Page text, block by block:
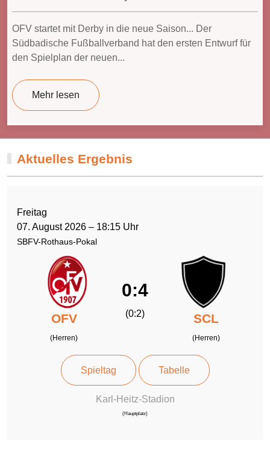
Vorbereitungsphase gestartet... Mit dem Trainingsauftakt
hat der Offenburger FV die Vorbereitung auf die neue
Landesliga-Saison...
Mehr lesen
Aktuelles Ergebnis
Freitag
07. August 2026 – 18:15 Uhr
SBFV-Rothaus-Pokal
OFV
(Herren)
0:4
(0:2) SCL
(Herren)
Spieltag Tabelle
Karl-Heitz-Stadion
(Hauptplatz)